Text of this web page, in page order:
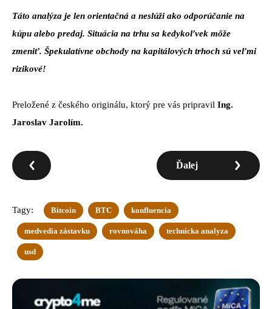
Táto analýza je len orientačná a neslúži ako odporúčanie na
kúpu alebo predaj. Situácia na trhu sa kedykoľvek môže
zmeniť. Špekulatívne obchody na kapitálových trhoch sú veľmi
rizikové!
Preložené z českého originálu, ktorý pre vás pripravil Ing.
Jaroslav Jarolím.
Ďalej
Tagy: Bitcoin BTC konfluencia
medvedia zástavku rovnováha technicka analyza
usd